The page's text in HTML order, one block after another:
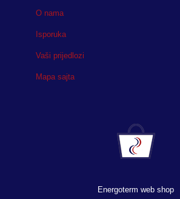
O nama
Isporuka
Vaši prijedlozi
Mapa sajta
Energoterm web shop